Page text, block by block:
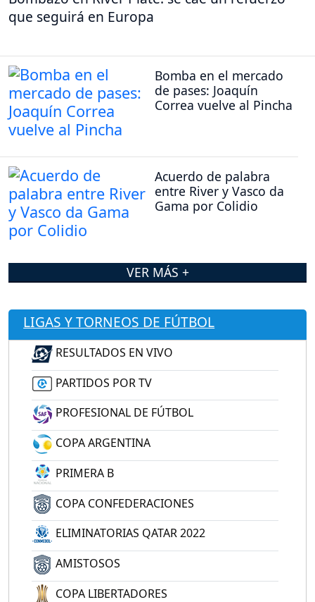
que seguirá en Europa
Bomba en el mercado
de pases: Joaquín
Correa vuelve al Pincha
Acuerdo de palabra
entre River y Vasco da
Gama por Colidio
VER MÁS +
LIGAS Y TORNEOS DE FÚTBOL
RESULTADOS EN VIVO
PARTIDOS POR TV
PROFESIONAL DE FÚTBOL
COPA ARGENTINA
PRIMERA B
COPA CONFEDERACIONES
ELIMINATORIAS QATAR 2022
AMISTOSOS
COPA LIBERTADORES